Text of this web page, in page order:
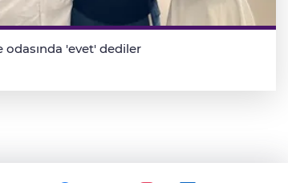
odasında 'evet' dediler